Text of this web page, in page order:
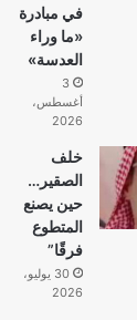
في مبادرة
«ما وراء
العدسة»
3
أغسطس،
2026
خلف
الصقير…
حين يصنع
المتطوع
فرقًا”
30 يوليو،
2026